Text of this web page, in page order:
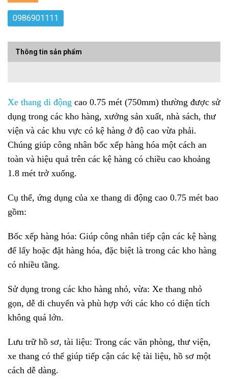
0986901111
Thông tin sản phẩm
Xe thang di động cao 0.75 mét (750mm) thường được sử
dụng trong các kho hàng, xưởng sản xuất, nhà sách, thư
viện và các khu vực có kệ hàng ở độ cao vừa phải.
Chúng giúp công nhân bốc xếp hàng hóa một cách an
toàn và hiệu quả trên các kệ hàng có chiều cao khoảng
1.8 mét trở xuống.
Cụ thể, ứng dụng của xe thang di động cao 0.75 mét bao
gồm:
Bốc xếp hàng hóa: Giúp công nhân tiếp cận các kệ hàng
để lấy hoặc đặt hàng hóa, đặc biệt là trong các kho hàng
có nhiều tầng.
Sử dụng trong các kho hàng nhỏ, vừa: Xe thang nhỏ
gọn, dễ di chuyển và phù hợp với các kho có diện tích
không quá lớn.
Lưu trữ hồ sơ, tài liệu: Trong các văn phòng, thư viện,
xe thang có thể giúp tiếp cận các kệ tài liệu, hồ sơ một
cách dễ dàng.